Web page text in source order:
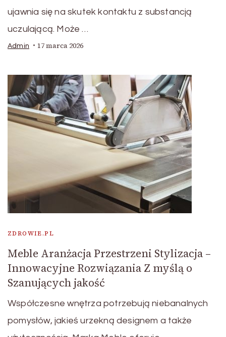
ujawnia się na skutek kontaktu z substancją
uczulającą. Może …
Admin 17 marca 2026
ZDROWIE.PL
Meble Aranżacja Przestrzeni Stylizacja –
Innowacyjne Rozwiązania Z myślą o
Szanujących jakość
Współczesne wnętrza potrzebują niebanalnych
pomysłów, jakieś urzekną designem a także